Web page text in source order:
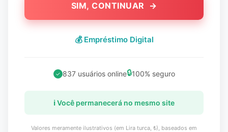
SIM, CONTINUAR →
💰 Empréstimo Digital
✓ 837 usuários online🔒100% seguro
ℹ️ Você permanecerá no mesmo site
Valores meramente ilustrativos (em Lira turca, ₺), baseados em